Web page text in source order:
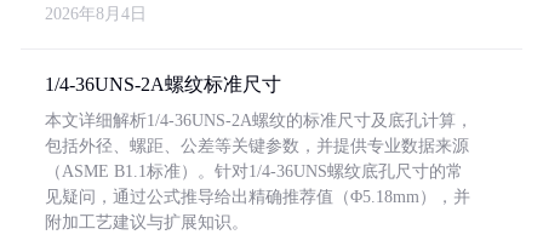
2026年8月4日
1/4-36UNS-2A螺纹标准尺寸
本文详细解析1/4-36UNS-2A螺纹的标准尺寸及底孔计算，
包括外径、螺距、公差等关键参数，并提供专业数据来源
（ASME B1.1标准）。针对1/4-36UNS螺纹底孔尺寸的常
见疑问，通过公式推导给出精确推荐值（Φ5.18mm），并
附加工艺建议与扩展知识。